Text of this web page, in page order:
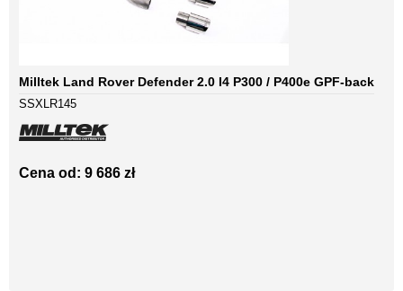
Milltek Land Rover Defender 2.0 I4 P300 / P400e GPF-back
SSXLR145
Cena od: 9 686 zł